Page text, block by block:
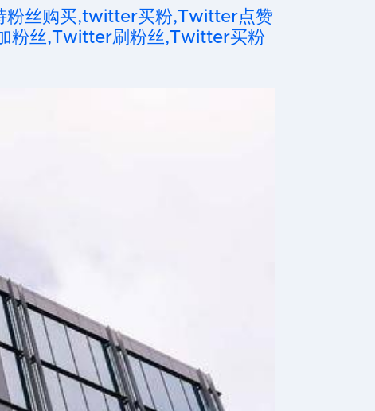
粉丝购买,twitter买粉,Twitter点赞
粉丝,Twitter刷粉丝,Twitter买粉